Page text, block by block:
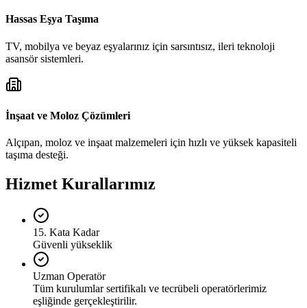
Hassas Eşya Taşıma
TV, mobilya ve beyaz eşyalarınız için sarsıntısız, ileri teknoloji
asansör sistemleri.
İnşaat ve Moloz Çözümleri
Alçıpan, moloz ve inşaat malzemeleri için hızlı ve yüksek kapasiteli
taşıma desteği.
Hizmet Kurallarımız
15. Kata Kadar
Güvenli yükseklik
Uzman Operatör
Tüm kurulumlar sertifikalı ve tecrübeli operatörlerimiz
eşliğinde gerçekleştirilir.